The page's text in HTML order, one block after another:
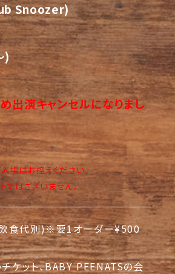
Snoozer)
)
出演キャンセルになりまし
場はお控えください。
はございません。
食代別)※要1オーダー¥500
ット、BABY PEENATSの会